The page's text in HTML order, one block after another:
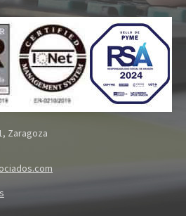
Zaragoza